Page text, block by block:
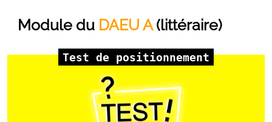
Module du DAEU A(littéraire)
Test de positionnement